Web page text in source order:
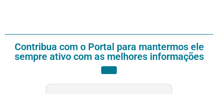
Contribua com o Portal para mantermos ele
sempre ativo com as melhores informações